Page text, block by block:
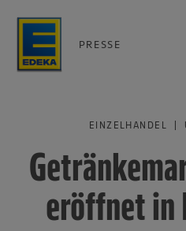
PRESSE
EINZELHANDEL |
eröffnet in